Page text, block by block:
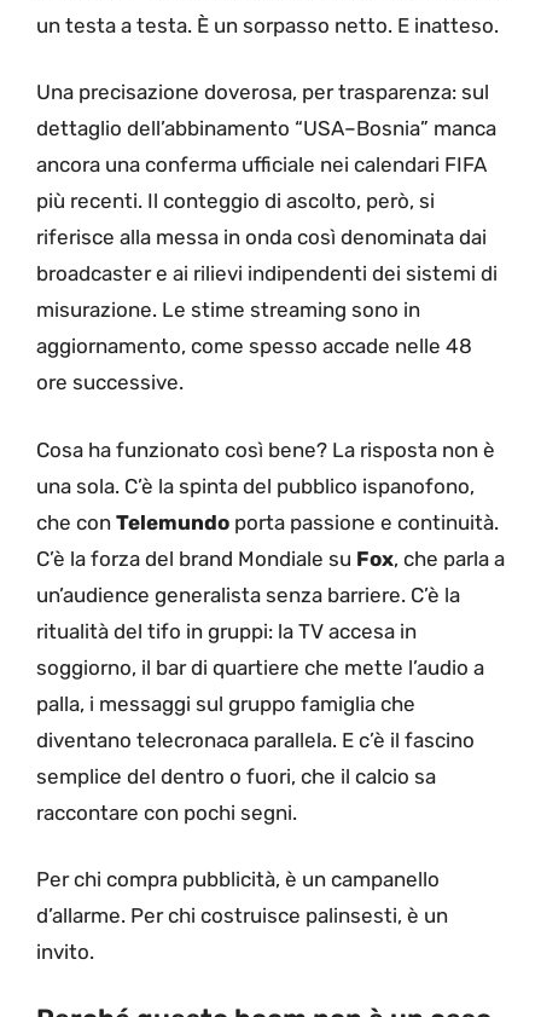
un testa a testa. È un sorpasso netto. E inatteso.
Una precisazione doverosa, per trasparenza: sul
dettaglio dell’abbinamento “USA–Bosnia” manca
ancora una conferma ufficiale nei calendari FIFA
più recenti. Il conteggio di ascolto, però, si
riferisce alla messa in onda così denominata dai
broadcaster e ai rilievi indipendenti dei sistemi di
misurazione. Le stime streaming sono in
aggiornamento, come spesso accade nelle 48
ore successive.
Cosa ha funzionato così bene? La risposta non è
una sola. C’è la spinta del pubblico ispanofono,
che con Telemundo porta passione e continuità.
C’è la forza del brand Mondiale su Fox, che parla a
un’audience generalista senza barriere. C’è la
ritualità del tifo in gruppi: la TV accesa in
soggiorno, il bar di quartiere che mette l’audio a
palla, i messaggi sul gruppo famiglia che
diventano telecronaca parallela. E c’è il fascino
semplice del dentro o fuori, che il calcio sa
raccontare con pochi segni.
Per chi compra pubblicità, è un campanello
d’allarme. Per chi costruisce palinsesti, è un
invito.